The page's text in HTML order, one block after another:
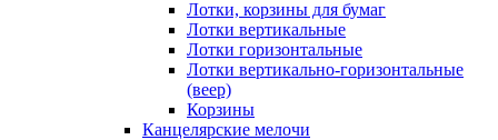
Лотки, корзины для бумаг
Лотки вертикальные
Лотки горизонтальные
Лотки вертикально-горизонтальные
(веер)
Корзины
Канцелярские мелочи